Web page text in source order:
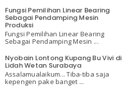
Fungsi Pemilihan Linear Bearing
Sebagai Pendamping Mesin
Produksi
Fungsi Pemilihan Linear Bearing
Sebagai Pendamping Mesin ...
Nyobain Lontong Kupang Bu Vivi di
Lidah Wetan Surabaya
Assalamualaikum... Tiba-tiba saja
kepengen pake banget ...